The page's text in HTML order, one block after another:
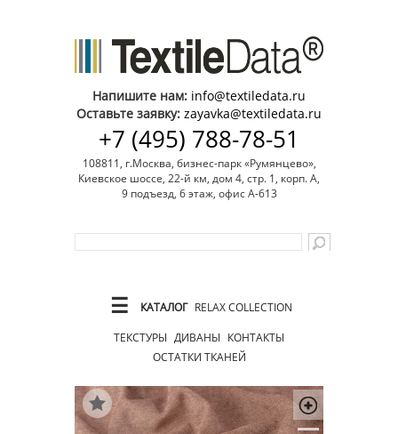
Напишите нам: info@textiledata.ru
Оставьте заявку: zayavka@textiledata.ru
+7 (495) 788-78-51
108811, г.Москва, бизнес-парк «Румянцево»,
Киевское шоссе, 22-й км, дом 4, стр. 1, корп. А,
9 подъезд, 6 этаж, офис А-613
☰ КАТАЛОГ RELAX COLLECTION
ТЕКСТУРЫ ДИВАНЫ КОНТАКТЫ
ОСТАТКИ ТКАНЕЙ